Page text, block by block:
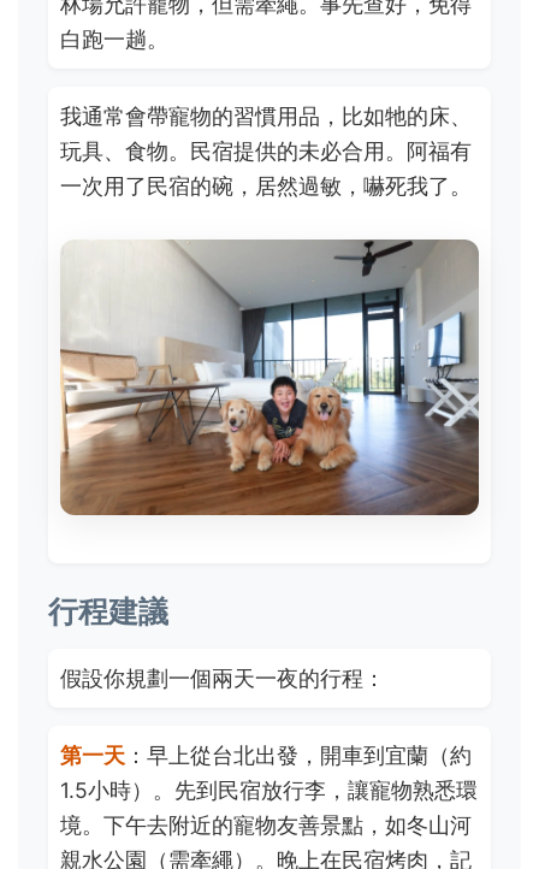
白跑一趟。
我通常會帶寵物的習慣用品，比如牠的床、
玩具、食物。民宿提供的未必合用。阿福有
一次用了民宿的碗，居然過敏，嚇死我了。
行程建議
假設你規劃一個兩天一夜的行程：
第一天 ：早上從台北出發，開車到宜蘭（約
1.5小時）。先到民宿放行李，讓寵物熟悉環
境。下午去附近的寵物友善景點，如冬山河
親水公園（需牽繩）。晚上在民宿烤肉，記